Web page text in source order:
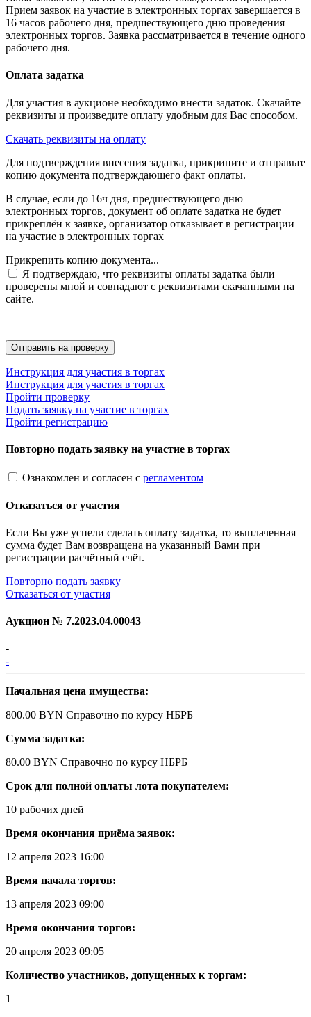
Прием заявок на участие в электронных торгах завершается в
16 часов рабочего дня, предшествующего дню проведения
электронных торгов. Заявка рассматривается в течение одного
рабочего дня.
Оплата задатка
Для участия в аукционе необходимо внести задаток. Скачайте
реквизиты и произведите оплату удобным для Вас способом.
Скачать реквизиты на оплату
Для подтверждения внесения задатка, прикрипите и отправьте
копию документа подтверждающего факт оплаты.
В случае, если до 16ч дня, предшествующего дню
электронных торгов, документ об оплате задатка не будет
прикреплён к заявке, организатор отказывает в регистрации
на участие в электронных торгах
Прикрепить копию документа...
Я подтверждаю, что реквизиты оплаты задатка были
проверены мной и совпадают с реквизитами скачанными на
сайте.
Инструкция для участия в торгах
Инструкция для участия в торгах
Пройти проверку
Подать заявку на участие в торгах
Пройти регистрацию
Повторно подать заявку на участие в торгах
Ознакомлен и согласен с регламентом
Отказаться от участия
Если Вы уже успели сделать оплату задатка, то выплаченная
сумма будет Вам возвращена на указанный Вами при
регистрации расчётный счёт.
Повторно подать заявку
Отказаться от участия
Аукцион № 7.2023.04.00043
-
-
Начальная цена имущества:
800.00 BYN Справочно по курсу НБРБ
Сумма задатка:
80.00 BYN Справочно по курсу НБРБ
Срок для полной оплаты лота покупателем:
10 рабочих дней
Время окончания приёма заявок:
12 апреля 2023 16:00
Время начала торгов:
13 апреля 2023 09:00
Время окончания торгов:
20 апреля 2023 09:05
Количество участников, допущенных к торгам:
1